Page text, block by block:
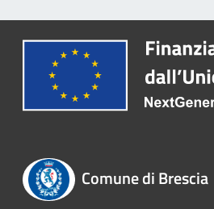
Comune di Brescia